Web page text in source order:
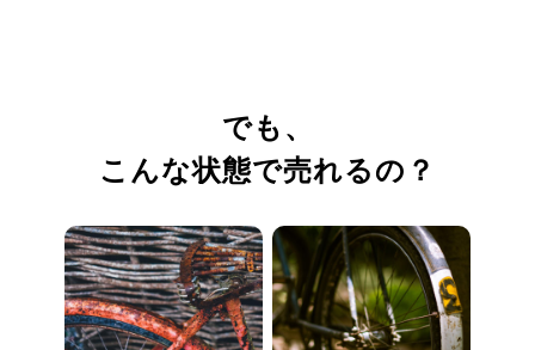
でも、
こんな状態で売れるの？